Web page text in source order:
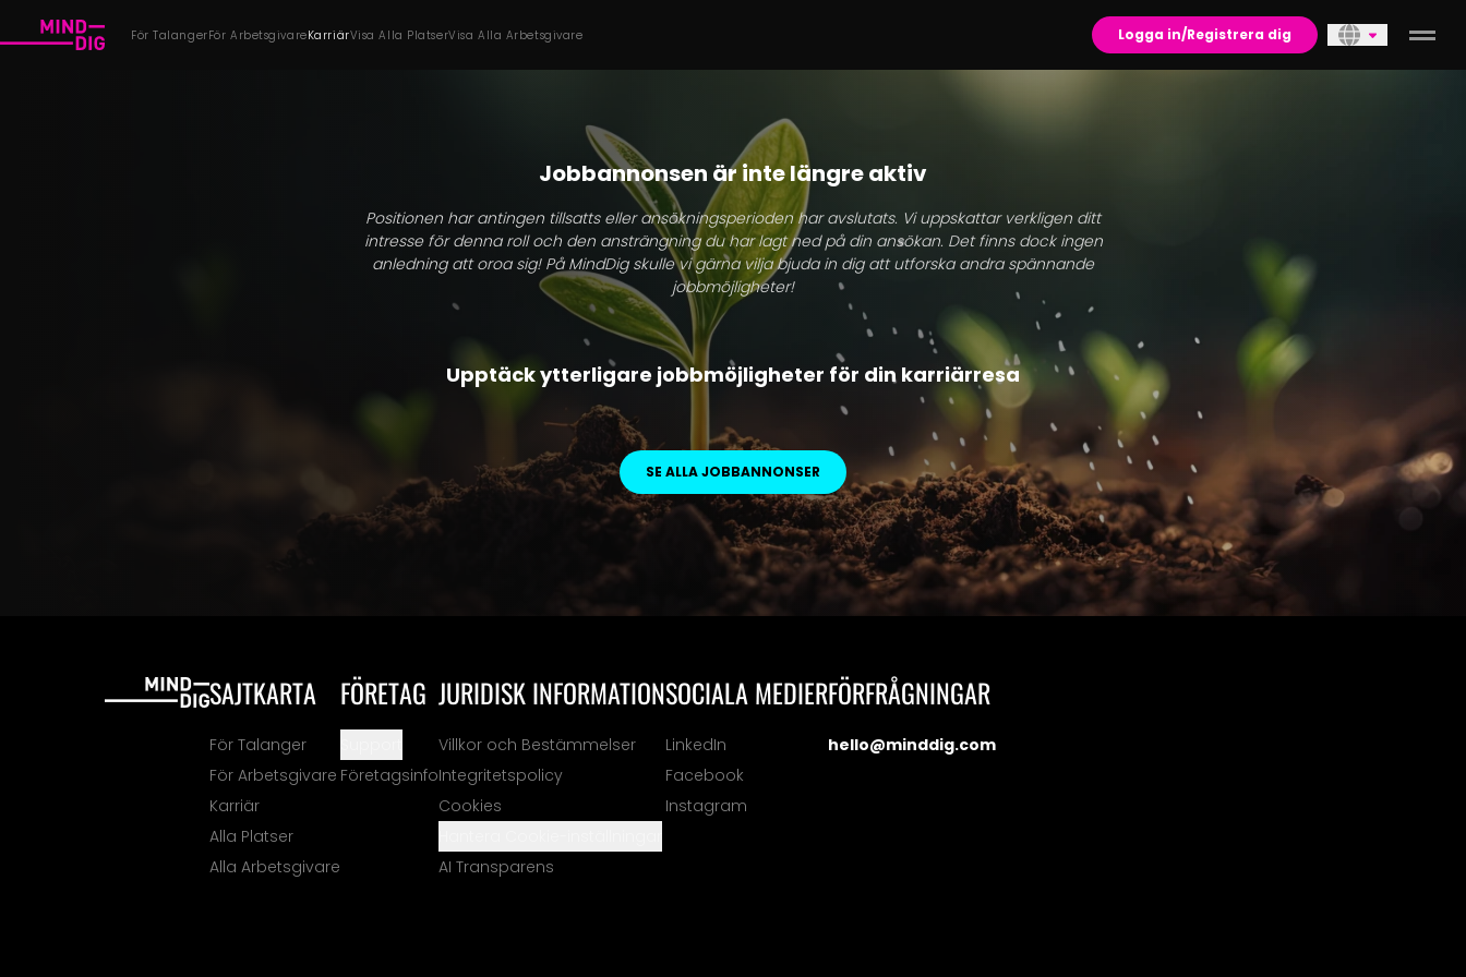
För TalangerFör ArbetsgivareKarriärVisa Alla PlatserVisa Alla Arbetsgivare Logga in/Registrera dig
Jobbannonsen är inte längre aktiv
Positionen har antingen tillsatts eller ansökningsperioden har avslutats. Vi uppskattar verkligen ditt
intresse för denna roll och den ansträngning du har lagt ned på din ansökan. Det finns dock ingen
anledning att oroa sig! På MindDig skulle vi gärna vilja bjuda in dig att utforska andra spännande
jobbmöjligheter!
Upptäck ytterligare jobbmöjligheter för din karriärresa
SE ALLA JOBBANNONSER
SAJTKARTA
För Talanger
För Arbetsgivare
Karriär
Alla Platser
Alla Arbetsgivare
FÖRETAG
Företagsinfo
JURIDISK INFORMATION
Villkor och Bestämmelser
Integritetspolicy
Cookies
AI Transparens
SOCIALA MEDIER
LinkedIn
Facebook
Instagram
FÖRFRÅGNINGAR
hello@minddig.com